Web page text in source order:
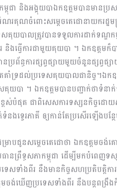
ជា និងអង្គុយបាឯកឧត្តមបានមានប្រ
រគុណចំពោះសម្ដេចតេជោនាយករដ្ឋមន្
សគុយបាលត្រូវបានទទួលការដាក់ទណ្ឌ
ងធ្វើការជាមួយគុយបា ។ ឯកឧត្តមក៏
រព័ន្ធការផ្សព្វផ្សាយមួយចំនួនផ្សព្វផ្
ែគាំទ្រដល់ប្រទេសគុយបាលជានិច្ច។ឯក
គុយបា ។ ឯកឧត្តមបានបញ្ជាក់ថាទំនា
ខ្ពស់បំផុត ជាពិសេសការទស្សនកិច្ចដ
នងទ្វេរភាគី ឲ្យកាន់តែប្រសើរឡើងបន្
រាបជូនសម្តេចតេជោថា ឯកឧត្តមចង់
នព្រឹទ្ធសភាកម្ពុជា ដើម្បីមកបំពេញ
េសទាំងពីរ នឹងមានកិច្ចសហប្រតិបត្តិក
ង់ឃើញប្រទេសទាំងពីរ នឹងបន្តពង្រឹងកិ